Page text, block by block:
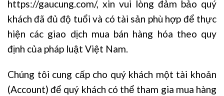
https://gaucung.com/, xin vui lòng đảm bảo quý
khách đã đủ độ tuổi và có tài sản phù hợp để thực
hiện các giao dịch mua bán hàng hóa theo quy
định của pháp luật Việt Nam.
Chúng tôi cung cấp cho quý khách một tài khoản
(Account) để quý khách có thể tham gia mua hàng